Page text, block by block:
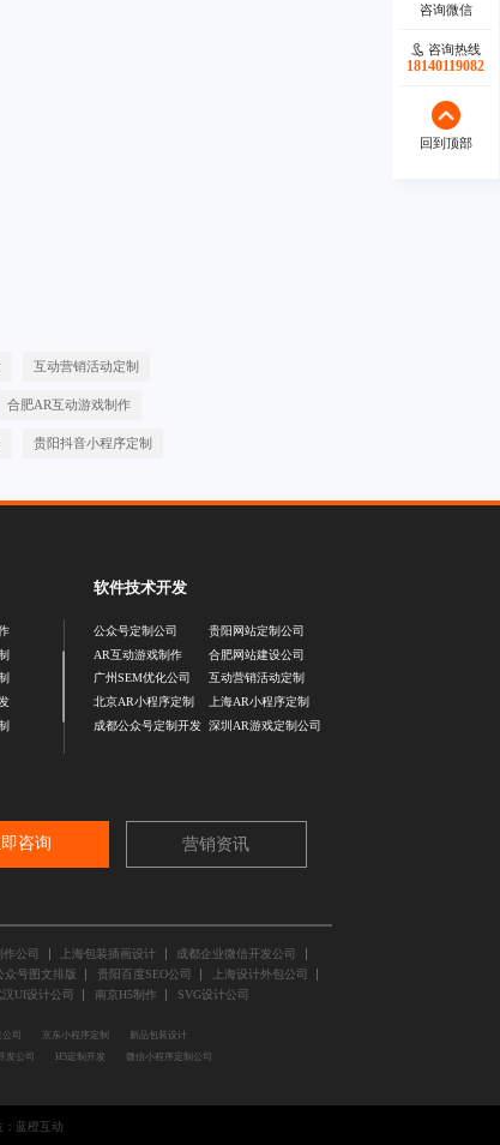
互动营销活动定制
合肥AR互动游戏制作
贵阳抖音小程序定制
咨询热线
18140119082
回到顶部
软件技术开发
公众号定制公司
AR互动游戏制作
广州SEM优化公司
北京AR小程序定制
成都公众号定制开发
贵阳网站定制公司
合肥网站建设公司
互动营销活动定制
上海AR小程序定制
深圳AR游戏定制公司
咨询 营销资讯
公司 上海包装插画设计
成都企业微信开发公司
众号图文排版 贵阳百度SEO公司
上海设计外包公司
汉UI设计公司 南京H5制作 SVG设计公司
司 京东小程序定制
新品包装设计
发公司 H5定制开发
微信小程序定制公司
蓝橙互动